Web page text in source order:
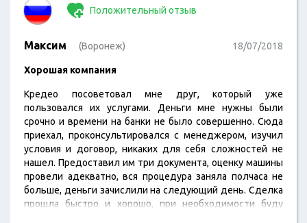
Положительный отзыв
Максим (Воронеж) 18/07/2018
Хорошая компания
Кредео посоветовал мне друг, который уже
пользовался их услугами. Деньги мне нужны были
срочно и времени на банки не было совершенно. Сюда
приехал, проконсультировался с менеджером, изучил
условия и договор, никаких для себя сложностей не
нашел. Предоставил им три документа, оценку машины
провели адекватно, вся процедура заняла полчаса не
больше, деньги зачислили на следующий день. Сделка
прошла быстро и хорошо, при необходимости буду